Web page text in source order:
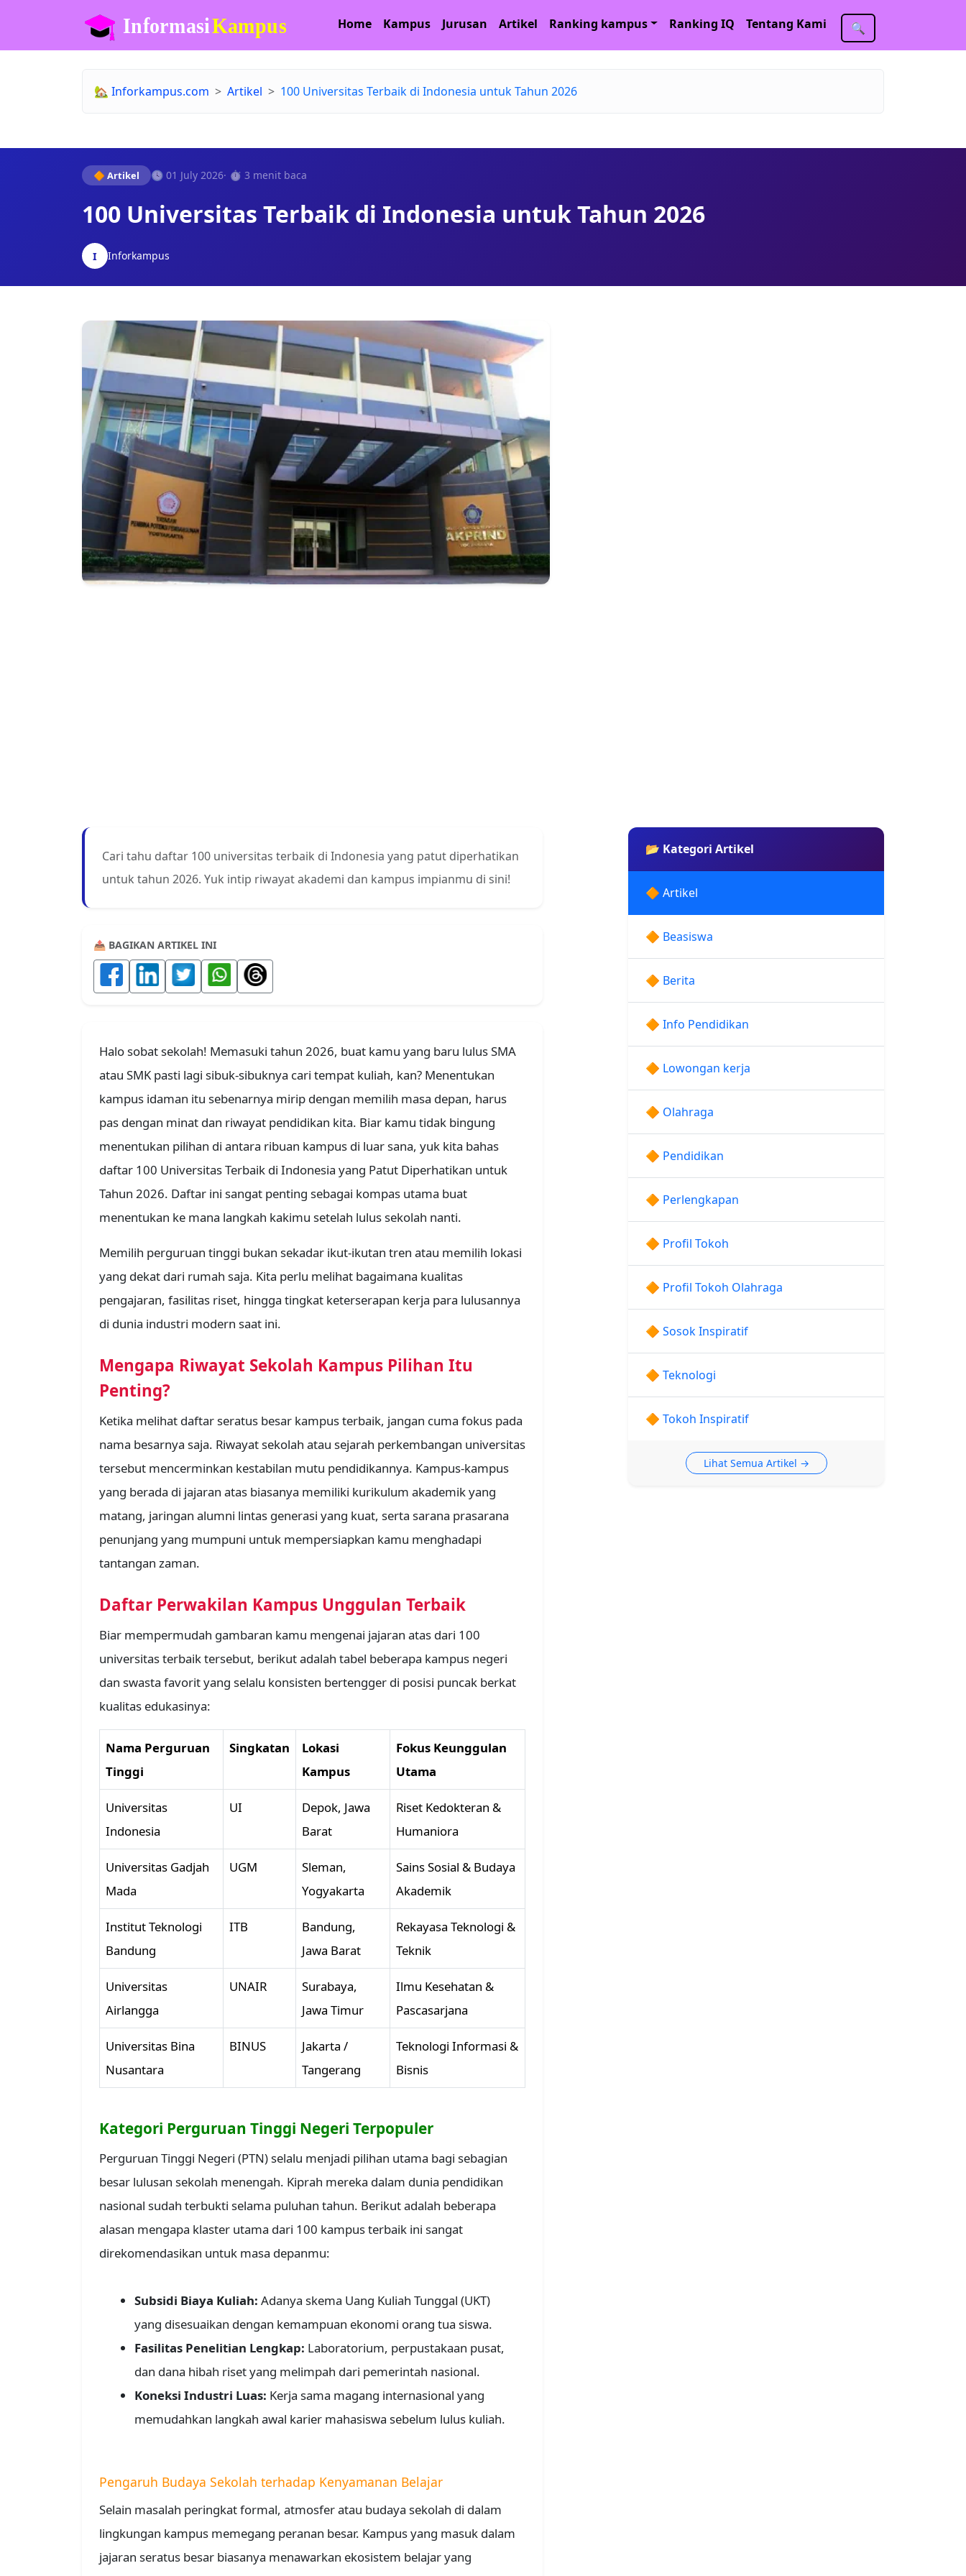
Home Kampus Jurusan Artikel Ranking kampus Ranking IQ Tentang Kami 🔍
🏡 Inforkampus.com Artikel 100 Universitas Terbaik di Indonesia untuk Tahun 2026
🔶 Artikel 🕓 01 July 2026· ⏱️ 3 menit baca
100 Universitas Terbaik di Indonesia untuk Tahun 2026
I Inforkampus
Cari tahu daftar 100 universitas terbaik di Indonesia yang patut diperhatikan
untuk tahun 2026. Yuk intip riwayat akademi dan kampus impianmu di sini!
📤 BAGIKAN ARTIKEL INI
Halo sobat sekolah! Memasuki tahun 2026, buat kamu yang baru lulus SMA
atau SMK pasti lagi sibuk-sibuknya cari tempat kuliah, kan? Menentukan
kampus idaman itu sebenarnya mirip dengan memilih masa depan, harus
pas dengan minat dan riwayat pendidikan kita. Biar kamu tidak bingung
menentukan pilihan di antara ribuan kampus di luar sana, yuk kita bahas
daftar 100 Universitas Terbaik di Indonesia yang Patut Diperhatikan untuk
Tahun 2026. Daftar ini sangat penting sebagai kompas utama buat
menentukan ke mana langkah kakimu setelah lulus sekolah nanti.
Memilih perguruan tinggi bukan sekadar ikut-ikutan tren atau memilih lokasi
yang dekat dari rumah saja. Kita perlu melihat bagaimana kualitas
pengajaran, fasilitas riset, hingga tingkat keterserapan kerja para lulusannya
di dunia industri modern saat ini.
Mengapa Riwayat Sekolah Kampus Pilihan Itu
Penting?
Ketika melihat daftar seratus besar kampus terbaik, jangan cuma fokus pada
nama besarnya saja. Riwayat sekolah atau sejarah perkembangan universitas
tersebut mencerminkan kestabilan mutu pendidikannya. Kampus-kampus
yang berada di jajaran atas biasanya memiliki kurikulum akademik yang
matang, jaringan alumni lintas generasi yang kuat, serta sarana prasarana
penunjang yang mumpuni untuk mempersiapkan kamu menghadapi
tantangan zaman.
Daftar Perwakilan Kampus Unggulan Terbaik
Biar mempermudah gambaran kamu mengenai jajaran atas dari 100
universitas terbaik tersebut, berikut adalah tabel beberapa kampus negeri
dan swasta favorit yang selalu konsisten bertengger di posisi puncak berkat
kualitas edukasinya:
Nama Perguruan
Tinggi
Singkatan
Lokasi
Kampus
Fokus Keunggulan
Utama
Universitas
Indonesia
UI
Depok, Jawa
Barat
Riset Kedokteran &
Humaniora
Universitas Gadjah
Mada
UGM
Sleman,
Yogyakarta
Sains Sosial & Budaya
Akademik
Institut Teknologi
Bandung
ITB
Bandung,
Jawa Barat
Rekayasa Teknologi &
Teknik
Universitas
Airlangga
UNAIR
Surabaya,
Jawa Timur
Ilmu Kesehatan &
Pascasarjana
Universitas Bina
Nusantara
BINUS
Jakarta /
Tangerang
Teknologi Informasi &
Bisnis
Kategori Perguruan Tinggi Negeri Terpopuler
Perguruan Tinggi Negeri (PTN) selalu menjadi pilihan utama bagi sebagian
besar lulusan sekolah menengah. Kiprah mereka dalam dunia pendidikan
nasional sudah terbukti selama puluhan tahun. Berikut adalah beberapa
alasan mengapa klaster utama dari 100 kampus terbaik ini sangat
direkomendasikan untuk masa depanmu:
Subsidi Biaya Kuliah: Adanya skema Uang Kuliah Tunggal (UKT)
yang disesuaikan dengan kemampuan ekonomi orang tua siswa.
Fasilitas Penelitian Lengkap: Laboratorium, perpustakaan pusat,
dan dana hibah riset yang melimpah dari pemerintah nasional.
Koneksi Industri Luas: Kerja sama magang internasional yang
memudahkan langkah awal karier mahasiswa sebelum lulus kuliah.
Pengaruh Budaya Sekolah terhadap Kenyamanan Belajar
Selain masalah peringkat formal, atmosfer atau budaya sekolah di dalam
lingkungan kampus memegang peranan besar. Kampus yang masuk dalam
jajaran seratus besar biasanya menawarkan ekosistem belajar yang
📂 Kategori Artikel
🔶 Artikel
🔶 Beasiswa
🔶 Berita
🔶 Info Pendidikan
🔶 Lowongan kerja
🔶 Olahraga
🔶 Pendidikan
🔶 Perlengkapan
🔶 Profil Tokoh
🔶 Profil Tokoh Olahraga
🔶 Sosok Inspiratif
🔶 Teknologi
🔶 Tokoh Inspiratif
Lihat Semua Artikel →